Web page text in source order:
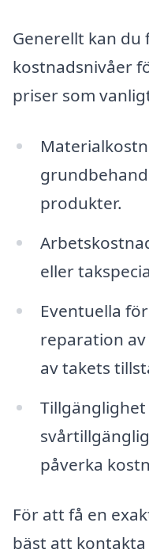
Generellt kan du
kostnadsnivåer
priser som
produkter.
eller
Eventuella
reparation
av takets
påverka
För att få en
bäst att